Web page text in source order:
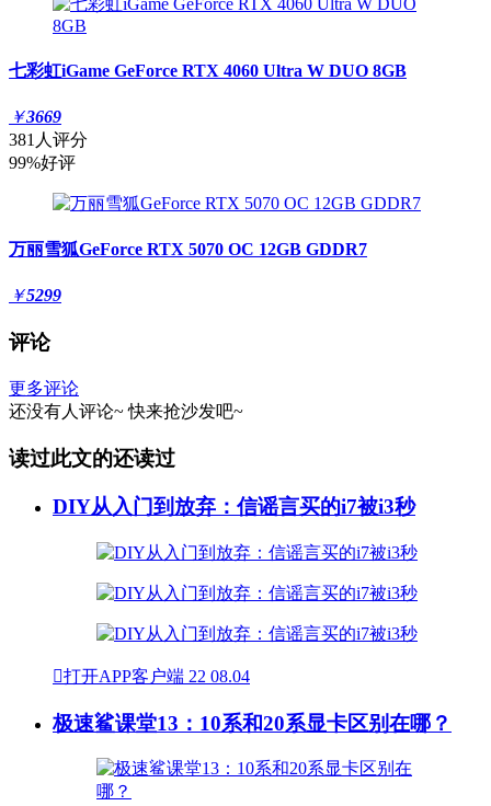
七彩虹iGame GeForce RTX 4060 Ultra W DUO 8GB
￥3669
381人评分
99%好评
万丽雪狐GeForce RTX 5070 OC 12GB GDDR7
￥5299
评论
更多评论
还没有人评论~ 快来抢沙发吧~
读过此文的还读过
DIY从入门到放弃：信谣言买的i7被i3秒
打开APP客户端 22 08.04
极速鲨课堂13：10系和20系显卡区别在哪？